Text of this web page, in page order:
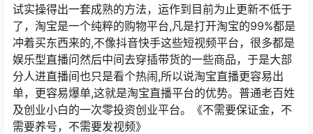
试实操得出一套成熟的方法，运作到目前为止更新不低于
了，淘宝是一个纯粹的购物平台,凡是打开淘宝的99%都是
冲着买东西来的,不像抖音快手这些短视频平台，很多都是
娱乐型直播问然后中间去穿插带货的一些商品，于是大部
分人进直播间也只是看个热闹,所以说淘宝直播更容易出
单，更容易爆单,这就是淘宝直播平台的优势。普通老百姓
及创业小白的一次零投资创业平台。《不需要保证金，不
需要养号，不需要发视频》